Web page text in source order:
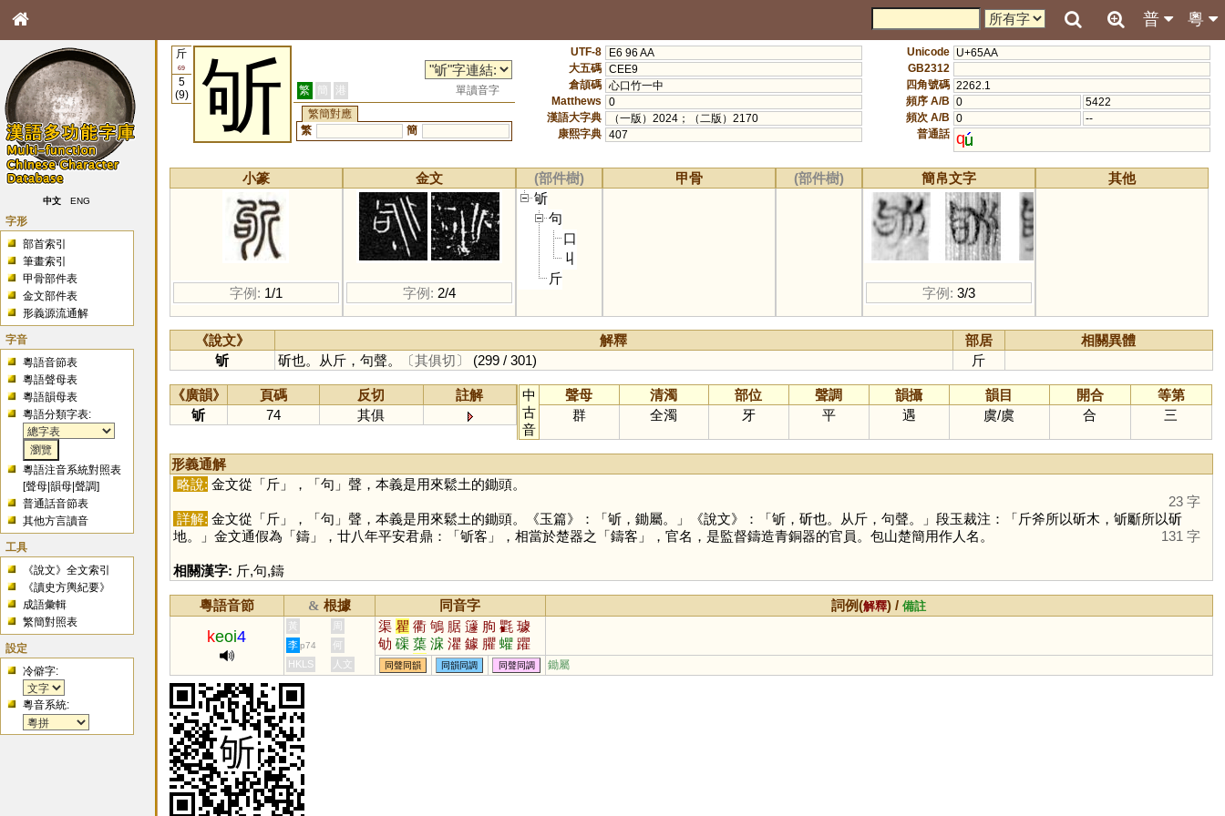
粵
普
中文 ENG
字形
部首索引
筆畫索引
甲骨部件表
金文部件表
形義源流通解
字音
粵語音節表
粵語聲母表
粵語韻母表
粵語分類字表:
粵語注音系統對照表
[聲母 |韻母 |聲調]
普通話音節表
其他方言讀音
工具
《說文》全文索引
《讀史方輿紀要》
成語彙輯
繁簡對照表
設定
冷僻字:
粵音系統:
斤
69
5
(9)
斪 繁 簡 港
單讀音字
繁簡對應
繁
簡
UTF-8
E6 96 AA
大五碼 CEE9
倉頡碼 心口竹一中
Matthews
0
漢語大字典
（一版）2024；（二版）2170
康熙字典 407
Unicode U+65AA
GB2312
四角號碼 2262.1
頻序 A/B 0
5422
頻次 A/B 0
--
普通話 q
小篆
字例: 1/1
金文
字例: 2/4
(部件樹)
斪
句
口
丩
斤
甲骨 (部件樹) 簡帛文字
字例: 3/3
其他
《說文》 解釋 部居
相關異體
斪
斫也。从斤，句聲。 〔其俱切〕 (299 / 301) 斤
《廣韻》 頁碼 反切
註解
斪
74 其俱
中
古
音
聲母 清濁 部位 聲調 韻攝 韻目 開合
等第
群
全濁 牙 平 遇 虞/虞 合 三
形義通解
略說: 金文從「斤」，「句 」聲，本義是用來鬆土的鋤頭。
23 字
詳解: 金文從「斤」，「句 」聲，本義是用來鬆土的鋤頭。《玉篇》：「斪，鋤屬。」《說文》：「斪，斫也。从斤，句聲。」段玉裁注：「斤斧所以斫木，斪斸所以斫
地。」金文通假為「鑄」，廿八年平安君鼎：「斪客」，相當於楚器之「鑄客」，官名，是監督鑄造青銅器的官員。包山楚簡用作人名。 131 字
相關漢字: 斤,句,鑄
粵語音節 & 根據 同音字 詞例(解釋) /備註
keoi4
黃 周 渠 瞿 衢 鴝 腒 籧 朐 氍 璩
劬 磲 蕖 淭 灈 鐻 臞 蠷 躣
蠼 欋 痀 蘧 匷 菃 葋 翑 翵
蚼 螶 軥 鼩 胊 絇 蟝 豦 懅
李 p74
何
HKLS
人文 同聲同韻 同韻同調 同聲同調 鋤屬